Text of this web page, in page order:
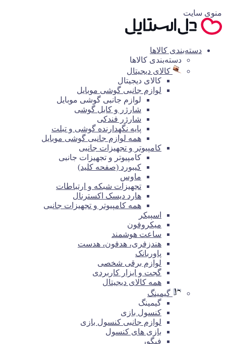
منوی سایت
دسته‌بندی کالاها
دسته‌بندی کالاها
کالای دیجیتال
کالای دیجیتال
لوازم جانبی گوشی موبایل
لوازم جانبی گوشی موبایل
شارژر و کابل گوشی
شارژر فندکی
پایه نگهدارنده گوشی و تبلت
همه لوازم جانبی گوشی موبایل
کامپیوتر و تجهیزات جانبی
کامپیوتر و تجهیزات جانبی
کیبورد (صفحه کلید)
ماوس
تجهیزات شبکه و ارتباطات
هارد دیسک اکسترنال
همه کامپیوتر و تجهیزات جانبی
اسپیکر
میکروفون
ساعت هوشمند
هندزفری، هدفون، هدست
پاوربانک
لوازم برقی شخصی
گجت و ابزار کاربردی
همه کالای دیجیتال
گیمینگ
گیمینگ
کنسول بازی
لوازم جانبی کنسول بازی
بازی های کنسول
فیگور